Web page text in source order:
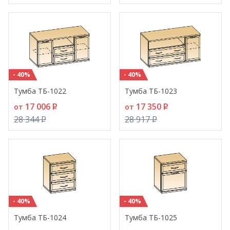
- 40%
Тумба ТБ-1022
от 17 006 P
28 344P
- 40%
Тумба ТБ-1023
от 17 350 P
28 917P
- 40%
Тумба ТБ-1024
- 40%
Тумба ТБ-1025